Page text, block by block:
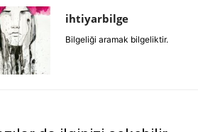
ihtiyarbilge
Bilgeliği aramak bilgeliktir.